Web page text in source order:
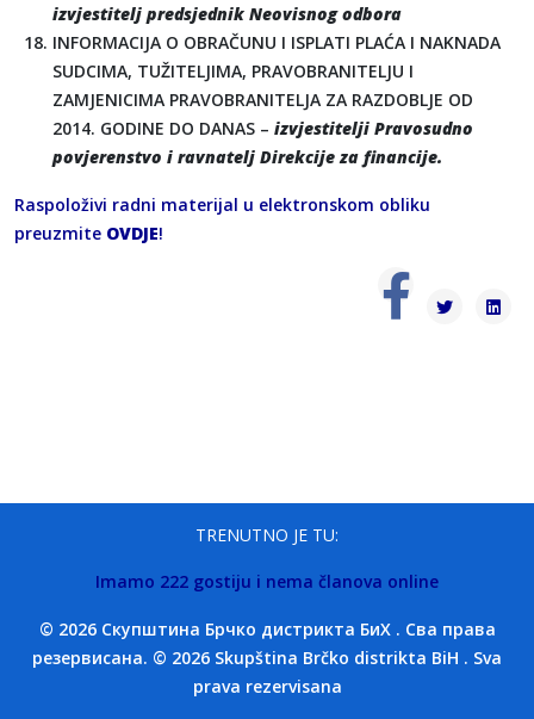
izvjestitelj predsjednik Neovisnog odbora
INFORMACIJA O OBRAČUNU I ISPLATI PLAĆA I NAKNADA
SUDCIMA, TUŽITELJIMA, PRAVOBRANITELJU I
ZAMJENICIMA PRAVOBRANITELJA ZA RAZDOBLJE OD
2014. GODINE DO DANAS – izvjestitelji Pravosudno
povjerenstvo i ravnatelj Direkcije za financije.
Raspoloživi radni materijal u elektronskom obliku
preuzmite OVDJE!
TRENUTNO JE TU:
Imamo 222 gostiju i nema članova online
© 2026 Скупштина Брчко дистрикта БиХ . Сва права
резервисана. © 2026 Skupština Brčko distrikta BiH . Sva
prava rezervisana